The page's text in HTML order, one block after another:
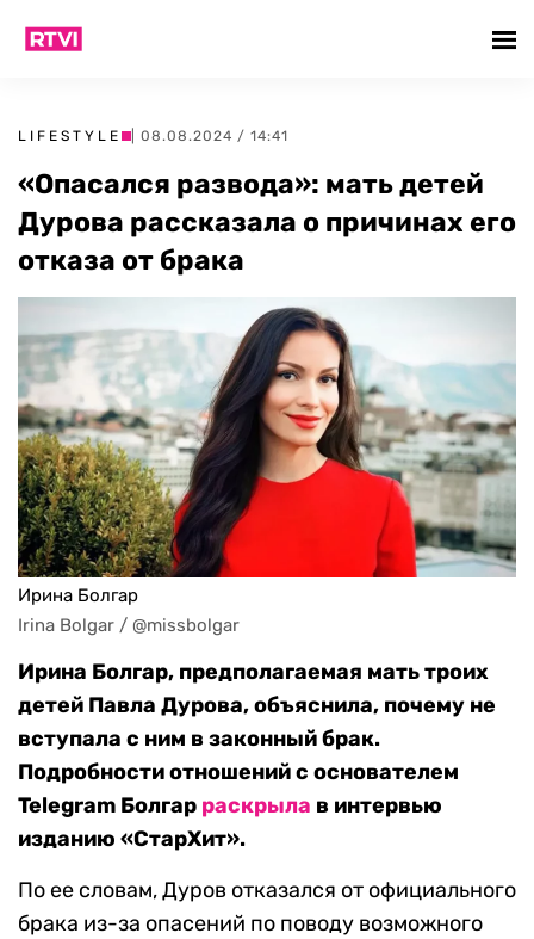
LIFESTYLE | 08.08.2024 / 14:41
«Опасался развода»: мать детей
Дурова рассказала о причинах его
отказа от брака
Ирина Болгар
Irina Bolgar / @missbolgar
Ирина Болгар, предполагаемая мать троих
детей Павла Дурова, объяснила, почему не
вступала с ним в законный брак.
Подробности отношений с основателем
Telegram Болгар раскрыла в интервью
изданию «СтарХит».
По ее словам, Дуров отказался от официального
брака из-за опасений по поводу возможного